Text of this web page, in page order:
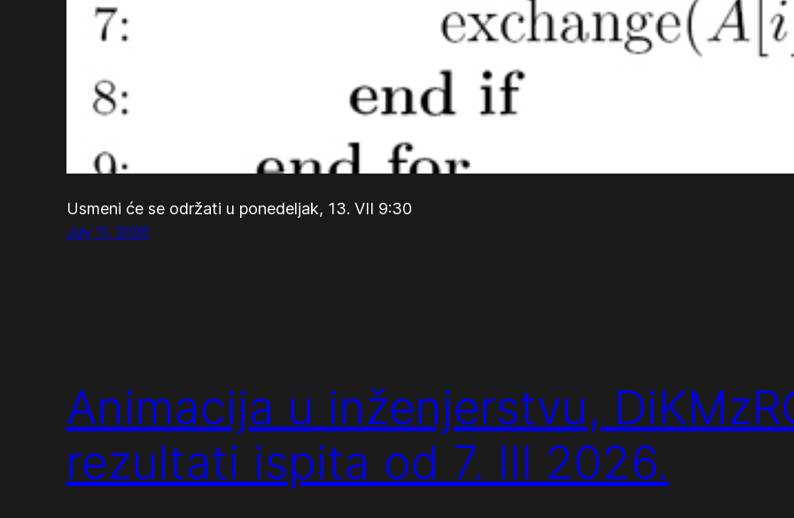
Usmeni će se održati u ponedeljak, 13. VII 9:30
July 11, 2026
Animacija u inženjerstvu,
rezultati ispita od 7. III 2026.